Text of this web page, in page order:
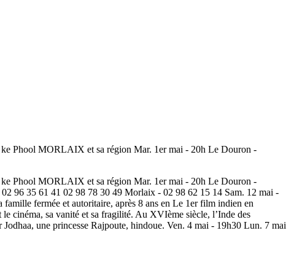
Phool MORLAIX et sa région Mar. 1er mai - 20h Le Douron -
Phool MORLAIX et sa région Mar. 1er mai - 20h Le Douron -
96 35 61 41 02 98 78 30 49 Morlaix - 02 98 62 15 14 Sam. 12 mai -
fermée et autoritaire, après 8 ans en Le 1er film indien en
cinéma, sa vanité et sa fragilité. Au XVIème siècle, l’Inde des
une princesse Rajpoute, hindoue. Ven. 4 mai - 19h30 Lun. 7 mai